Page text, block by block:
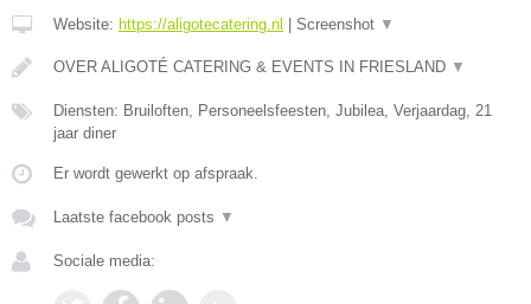
Website: https://aligotecatering.nl Screenshot ▼
OVER ALIGOTÉ CATERING & EVENTS IN FRIESLAND ▼
Diensten: Bruiloften, Personeelsfeesten, Jubilea, Verjaardag, 21
jaar diner
Er wordt gewerkt op afspraak.
Laatste facebook posts ▼
Sociale media: